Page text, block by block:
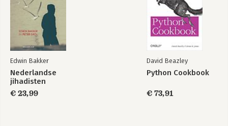
Edwin Bakker
Nederlandse
jihadisten
€ 23,99
David Beazley
Python Cookbook
€ 73,91